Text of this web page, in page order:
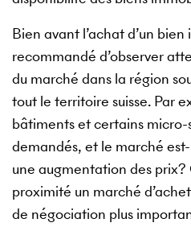
Bien avant l’achat d’un
recommandé d’observer
du marché dans la région
tout le territoire suisse. Par
bâtiments et certains micro-
demandés, et le marché
une augmentation des
proximité un marché
de négociation plus